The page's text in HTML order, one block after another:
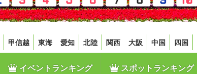
甲信越 東海 愛知 北陸 関西 大阪 中国 四国
イベントランキング スポットランキング